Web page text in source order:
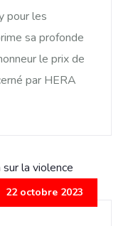
pour les
sa profonde
le prix de
par HERA
22 octobre 2023